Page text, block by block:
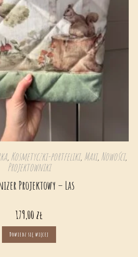
, Kosmetyczki-portfeliki, Maxi,Nowości,
Projektowniki
Projektowy – Las
179,00 zł
Dowiedz się więcej